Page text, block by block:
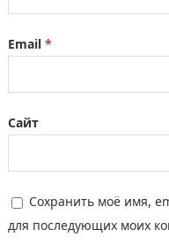
Email *
Сайт
Сохранить моё имя,
для последующих моих